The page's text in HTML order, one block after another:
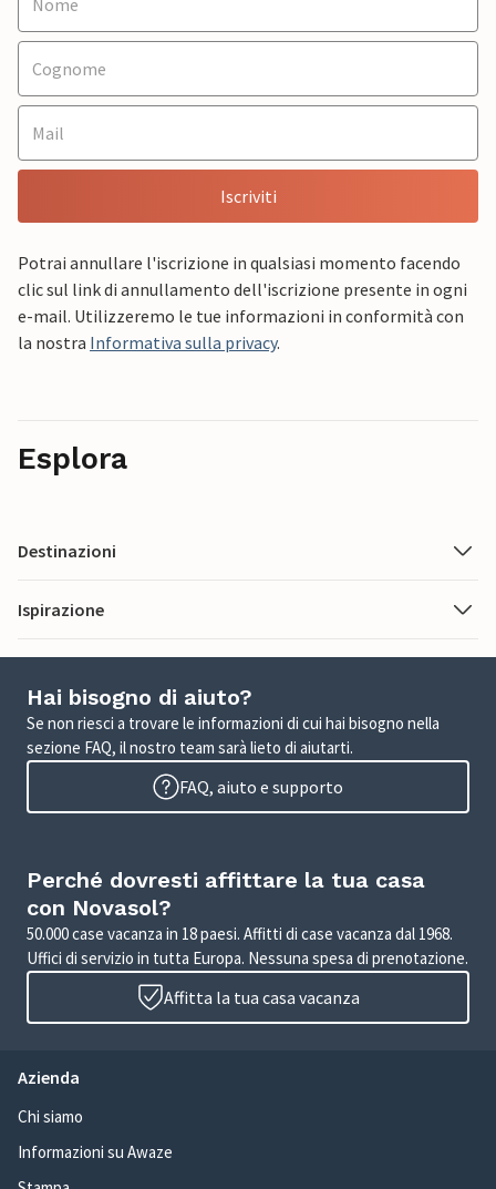
Iscriviti
Potrai annullare l'iscrizione in qualsiasi momento facendo
clic sul link di annullamento dell'iscrizione presente in ogni
e-mail. Utilizzeremo le tue informazioni in conformità con
la nostra Informativa sulla privacy.
Esplora
Destinazioni
Ispirazione
Hai bisogno di aiuto?
Se non riesci a trovare le informazioni di cui hai bisogno nella
sezione FAQ, il nostro team sarà lieto di aiutarti.
FAQ, aiuto e supporto
Perché dovresti affittare la tua casa
con Novasol?
50.000 case vacanza in 18 paesi. Affitti di case vacanza dal 1968.
Uffici di servizio in tutta Europa. Nessuna spesa di prenotazione.
Affitta la tua casa vacanza
Azienda
Chi siamo
Informazioni su Awaze